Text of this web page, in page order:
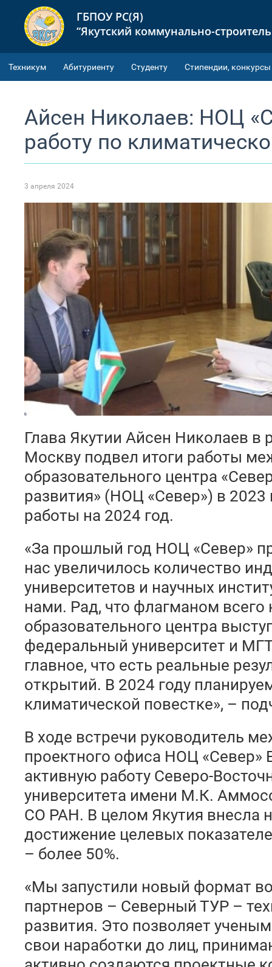
ГБПОУ РС(Я)
“Якутский коммунально-
Техникум Абитуриенту Студенту Cтипендии, конкурсы
Айсен Николаев: НОЦ
работу по
3 апреля 2024
Глава Якутии Айсен Николаев в
Москву подвел итоги работы
образовательного центра
развития» (НОЦ «Север») в 2023
работы на 2024 год.
«За прошлый год НОЦ «Север»
нас увеличилось количество
университетов и научных
нами. Рад, что флагманом всего
образовательного центра
федеральный университет и
главное, что есть реальные
открытий. В 2024 году
климатической повестке», –
В ходе встречи руководитель
проектного офиса НОЦ «Север»
активную работу Северо-
университета имени М.К.
СО РАН. В целом Якутия внесла
достижение целевых
– более 50%.
«Мы запустили новый формат
партнеров – Северный ТУР –
развития. Это позволяет
свои наработки до лиц,